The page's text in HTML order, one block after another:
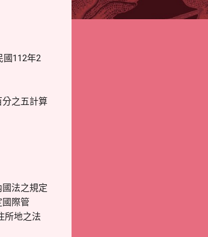
112年2
之五計算
法之規定
國際管
所地之法